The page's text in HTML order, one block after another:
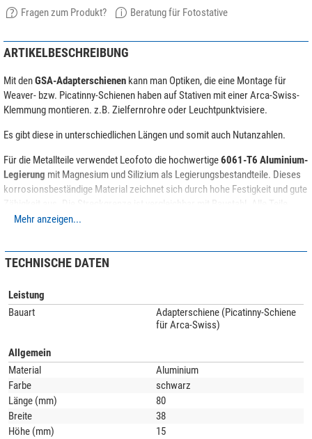
Fragen zum Produkt? Beratung für Fotostative
ARTIKELBESCHREIBUNG
Mit denGSA-Adapterschienen kann man Optiken, die eine Montage für
Weaver- bzw. Picatinny-Schienen haben auf Stativen mit einer Arca-Swiss-
Klemmung montieren. z.B. Zielfernrohre oder Leuchtpunktvisiere.
Es gibt diese in unterschiedlichen Längen und somit auch Nutanzahlen.
Für die Metallteile verwendet Leofoto die hochwertige6061-T6 Aluminium-
Legierung mit Magnesium und Silizium als Legierungsbestandteile. Dieses
korrosionsbeständige Material zeichnet sich durch hohe Festigkeit und gute
werden auf modernsten
Mehr anzeigen...
TECHNISCHE DATEN
Leistung
Bauart
Adapterschiene (Picatinny-Schiene
für Arca-Swiss)
Allgemein
Material
Aluminium
Farbe
schwarz
Länge (mm)
80
Breite
38
Höhe (mm)
15